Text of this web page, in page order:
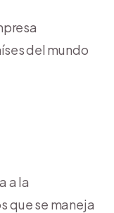
del mundo
a la
que se maneja